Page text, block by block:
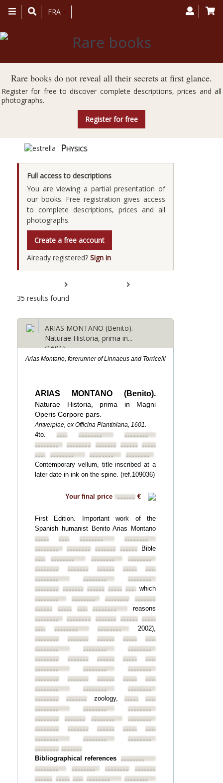
Toggle
navigation
FRA
Rare books do not reveal all their secrets at first glance.
Register for free to discover complete descriptions, prices and all
photographs.
Register for free
Physics
Full access to descriptions
You are viewing a partial presentation of
our books. Free registration gives access
to complete descriptions, prices and all
photographs.
Create a free account
Already registered? Sign in
35 results found
ARIAS MONTANO (Benito).
Naturae Historia, prima in...
(1601)
Arias Montano, forerunner of Linnaeus and Torricelli
ARIAS MONTANO (Benito).
Naturae Historia, prima in Magni
Operis Corpore pars.
Antverpiae, ex Officina Plantiniana, 1601.
4to.••••••••••••••••
••••••••
••••••••
•••••••• •••••••• ••••••••••••••••
•••••••••••••••• ••••••••
••••••••
Contemporary vellum, title inscribed at a
later date in ink on the spine. (ref.109036)
Your final price •••••• €
First Edition. Important work of the
Spanish humanist Benito Arias Montano
••••••••••••••••••••••••
••••••••
••••••••
•••••••• •••••••• ••••••••Bible
•••••••••••••••• ••••••••
••••••••
••••••••
•••••••• •••••••• ••••••••••••••••
••••••••
••••••••
••••••••
•••••••• •••••••• ••••••••••••••••••••••••
which
••••••••
•••••••• ••••••••
••••••••
••••••••••••••••••••••••••••••••
reasons
••••••••
•••••••• •••••••• ••••••••••••••••
•••••••••••••••• ••••••••
2002),
••••••••
•••••••• •••••••• ••••••••••••••••
••••••••
••••••••
••••••••
••••••••
•••••••• •••••••• ••••••••••••••••
••••••••
••••••••
••••••••
••••••••
•••••••• •••••••• ••••••••••••••••
••••••••
••••••••
••••••••
••••••••
•••••••• zoology,••••••••••••••••
••••••••
••••••••
••••••••
••••••••
•••••••• ••••••••
••••••••
••••••••
•••••••• •••••••• ••••••••••••••••
••••••••
••••••••
••••••••
•••••••• ••••••••
Bibliographical references ••••••••
••••••••
•••••••• ••••••••
••••••••
••••••••••••••••••••••••••••••••
••••••••